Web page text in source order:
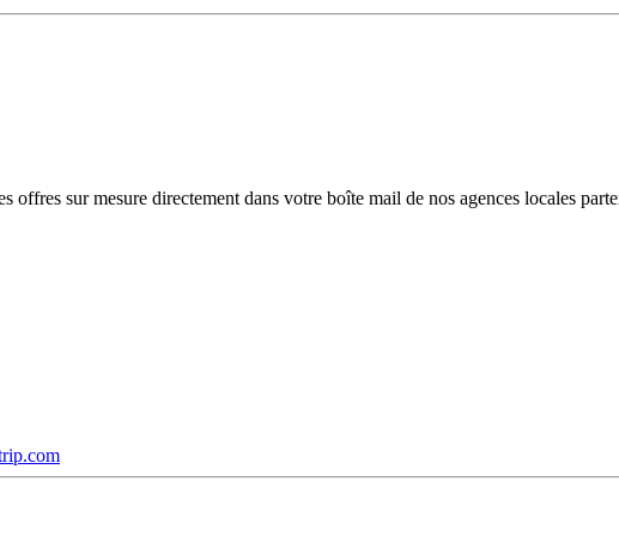
offres sur mesure directement dans votre boîte mail de nos agences locales